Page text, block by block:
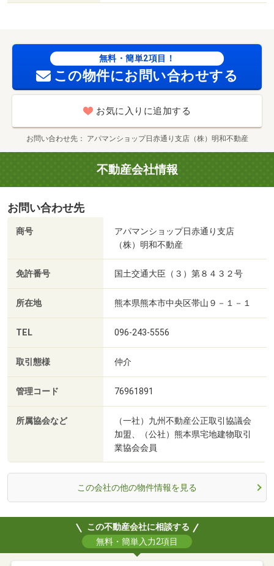
無料・簡単2項目！
この物件にお問い合わせする
お気に入りに追加する
お問い合わせ先 アパマンショップ日赤通り支店（株）明和不動産
不動産会社情報
お問い合わせ先
商号
アパマンショップ日赤通り支店
（株）明和不動産
免許番号 国土交通大臣（３）第８４３２号
所在地 熊本県熊本市中央区帯山９－１－１
TEL 096-243-5556
取引態様 仲介
管理コード 76961891
所属協会など
（一社）九州不動産公正取引協議会
加盟、（公社）熊本県宅地建物取引
業協会会員
この会社の他の物件情報を見る
この不動産会社に相談する
無料・簡単入力2項目